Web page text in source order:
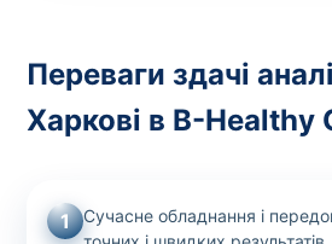
Переваги здачі
Харкові в B-Healthy
1
Сучасне обладнання і